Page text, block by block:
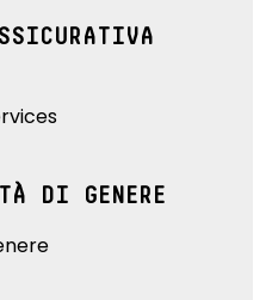
DI GENERE